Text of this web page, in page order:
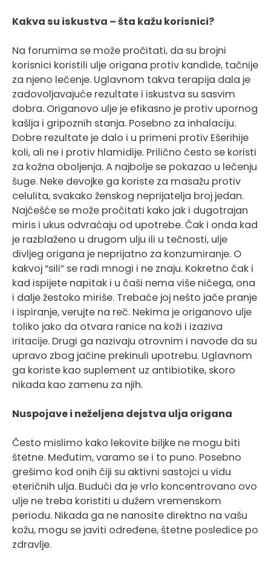
Kakva su iskustva – šta kažu korisnici?
Na forumima se može pročitati, da su brojni
korisnici koristili ulje origana protiv kandide, tačnije
za njeno lečenje. Uglavnom takva terapija dala je
zadovoljavajuće rezultate i iskustva su sasvim
dobra. Origanovo ulje je efikasno je protiv upornog
kašlja i gripoznih stanja. Posebno za inhalaciju.
Dobre rezultate je dalo i u primeni protiv Ešerihije
koli, ali ne i protiv hlamidije. Prilično često se koristi
za kožna oboljenja. A najbolje se pokazao u lečenju
šuge. Neke devojke ga koriste za masažu protiv
celulita, svakako ženskog neprijatelja broj jedan.
Najčešće se može pročitati kako jak i dugotrajan
miris i ukus odvraćaju od upotrebe. Čak i onda kad
je razblaženo u drugom ulju ili u tečnosti, ulje
divljeg origana je neprijatno za konzumiranje. O
kakvoj “sili” se radi mnogi i ne znaju. Kokretno čak i
kad ispijete napitak i u čaši nema više ničega, ona
i dalje žestoko miriše. Trebaće joj nešto jače pranje
i ispiranje, verujte na reč. Nekima je origanovo ulje
toliko jako da otvara ranice na koži i izaziva
iritacije. Drugi ga nazivaju otrovnim i navode da su
upravo zbog jačine prekinuli upotrebu. Uglavnom
ga koriste kao suplement uz antibiotike, skoro
nikada kao zamenu za njih.
Nuspojave i neželjena dejstva ulja origana
Često mislimo kako lekovite biljke ne mogu biti
štetne. Međutim, varamo se i to puno. Posebno
grešimo kod onih čiji su aktivni sastojci u vidu
eteričnih ulja. Budući da je vrlo koncentrovano ovo
ulje ne treba koristiti u dužem vremenskom
periodu. Nikada ga ne nanosite direktno na vašu
kožu, mogu se javiti određene, štetne posledice po
zdravlje.